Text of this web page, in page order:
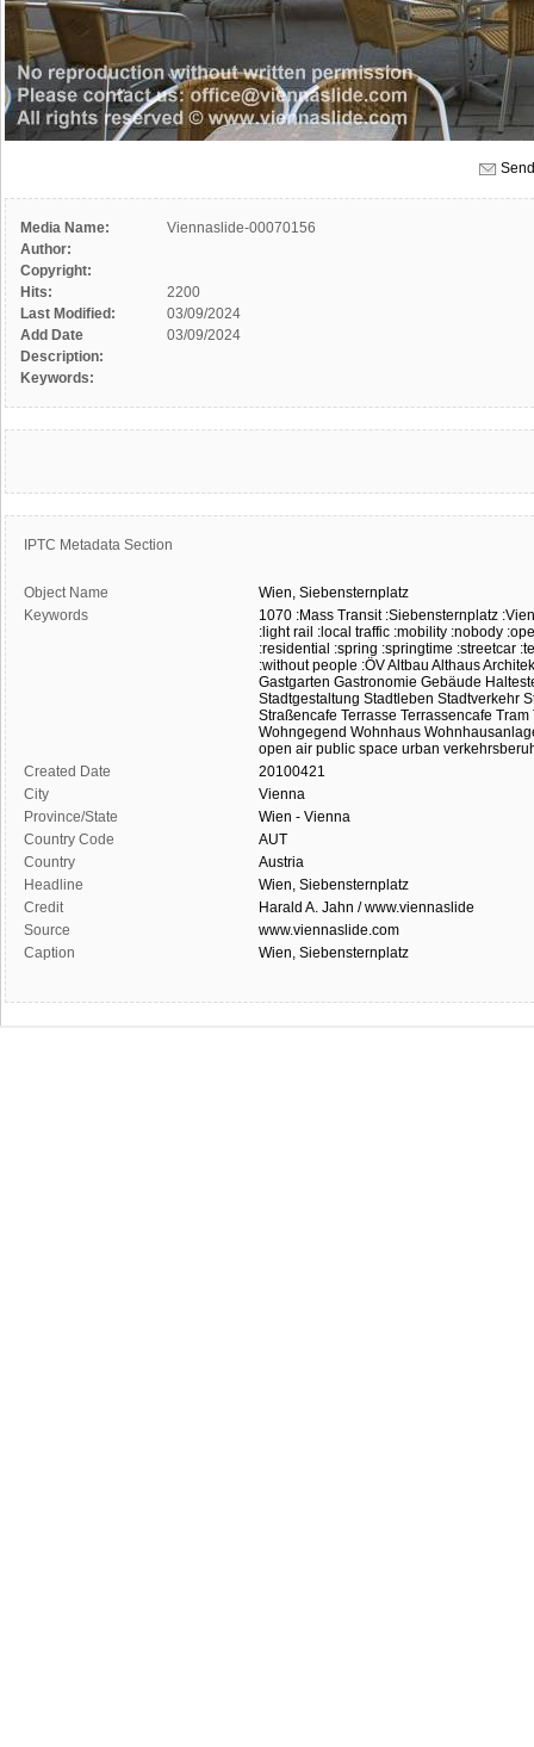
Media Name:
Viennaslide-00070156
Author:
Copyright:
Hits:
2200
Last Modified:
03/09/2024
Add Date
03/09/2024
Description:
Keywords:
IPTC Metadata Section
Object Name Wien, Siebensternplatz
Keywords
1070 :Mass Transit :Siebensternplatz
:light rail :local traffic :mobility :nobody
:residential :spring :springtime :streetcar
:without people :ÖVAltbau Althaus
Gastgarten Gastronomie Gebäude
Stadtgestaltung Stadtleben Stadtverkehr
Straßencafe Terrasse Terrassencafe Tram
Wohngegend Wohnhaus
open air public space urban
Created Date
20100421
City
Vienna
Province/State
Wien - Vienna
Country Code
AUT
Country
Austria
Headline
Wien, Siebensternplatz
Credit
Harald A. Jahn / www.viennaslide
Source
www.viennaslide.com
Caption
Wien, Siebensternplatz